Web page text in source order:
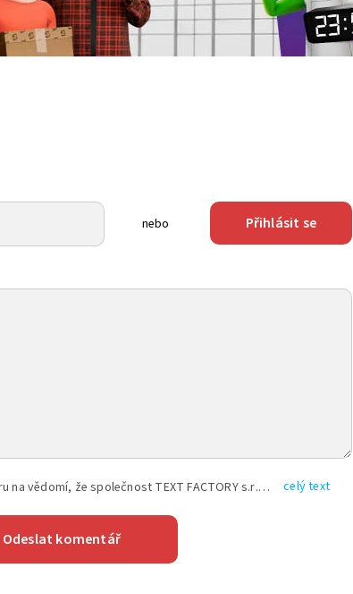
nebo Přihlásit se
Vyplněním shora uvedených údajů beru na vědomí, že společnost TEXT FACTORY s.r.o., sídlem Brno, Durďákova 336/29, Černá Pole, PSČ: 613 00, IČ: 06157831, zapsané u Krajského soudu v Brně, oddíl C, vložka 100399, bude zpracovávat mé osobní údaje uvedené v rámci mnou vyplněného registračního formuláře na základě oprávněných zájmů TEXT FACTORY s.r.o. dle čl. 6 odst. 1 písm. f) GDPR a pro splnění právních povinností (čl. 6 odst. 1 písm. c) GDPR), a to pro tyto účely: nezbytnost zajistit oprávnění návštěvníka webových stránek provozovaných společností TEXT FACTORY s.r.o. přispívat aktivně ke zveřejněným článkům nebo v rámci diskusních fór a výkon práv TEXT FACTORY s.r.o. jako administrátora těchto diskusních fór. Více informací o zpracování osobních údajů a právech lze nalézt v celý text